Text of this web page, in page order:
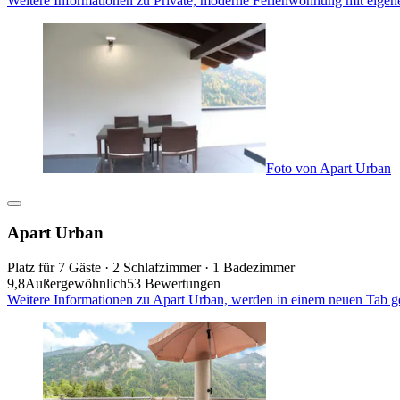
Foto von Apart Urban
Apart Urban
Platz für 7 Gäste · 2 Schlafzimmer · 1 Badezimmer
9,8Außergewöhnlich53 Bewertungen
Weitere Informationen zu Apart Urban, werden in einem neuen Tab